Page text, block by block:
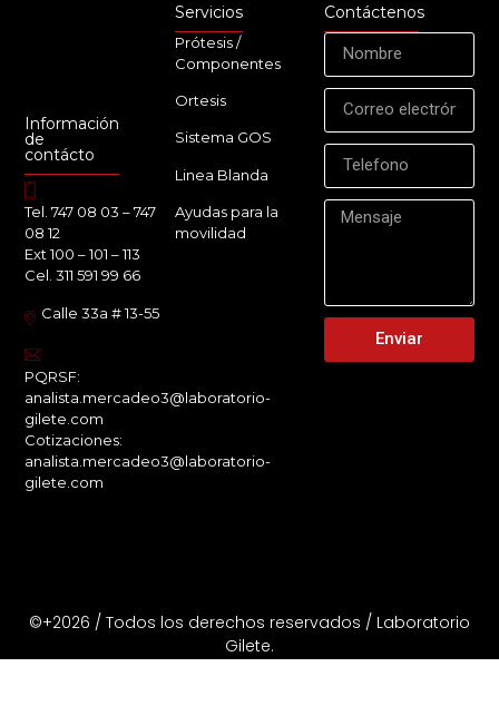
Información
de
contácto
Tel. 747 08 03 – 747
08 12
Ext 100 – 101 – 113
Cel. 311 591 99 66
Calle 33a # 13-55
PQRSF:
analista.mercadeo3@laboratorio-
gilete.com
Cotizaciones:
analista.mercadeo3@laboratorio-
gilete.com
Servicios
Prótesis /
Componentes
Ortesis
Sistema GOS
Linea Blanda
Ayudas para la
movilidad
Contáctenos
Enviar
©+2026 / Todos los derechos reservados / Laboratorio
Gilete.